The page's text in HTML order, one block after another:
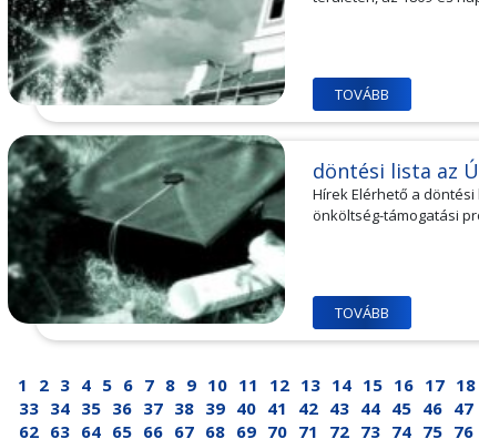
TOVÁBB
döntési lista az
Hírek Elérhető a
önköltség-támogatási
TOVÁBB
1 2 3 4 5 6 7 8 9 10 11 12 13 14 15 16 17 18
33 34 35 36 37 38 39 40 41 42 43 44 45 46 47
62 63 64 65 66 67 68 69 70 71 72 73 74 75 76